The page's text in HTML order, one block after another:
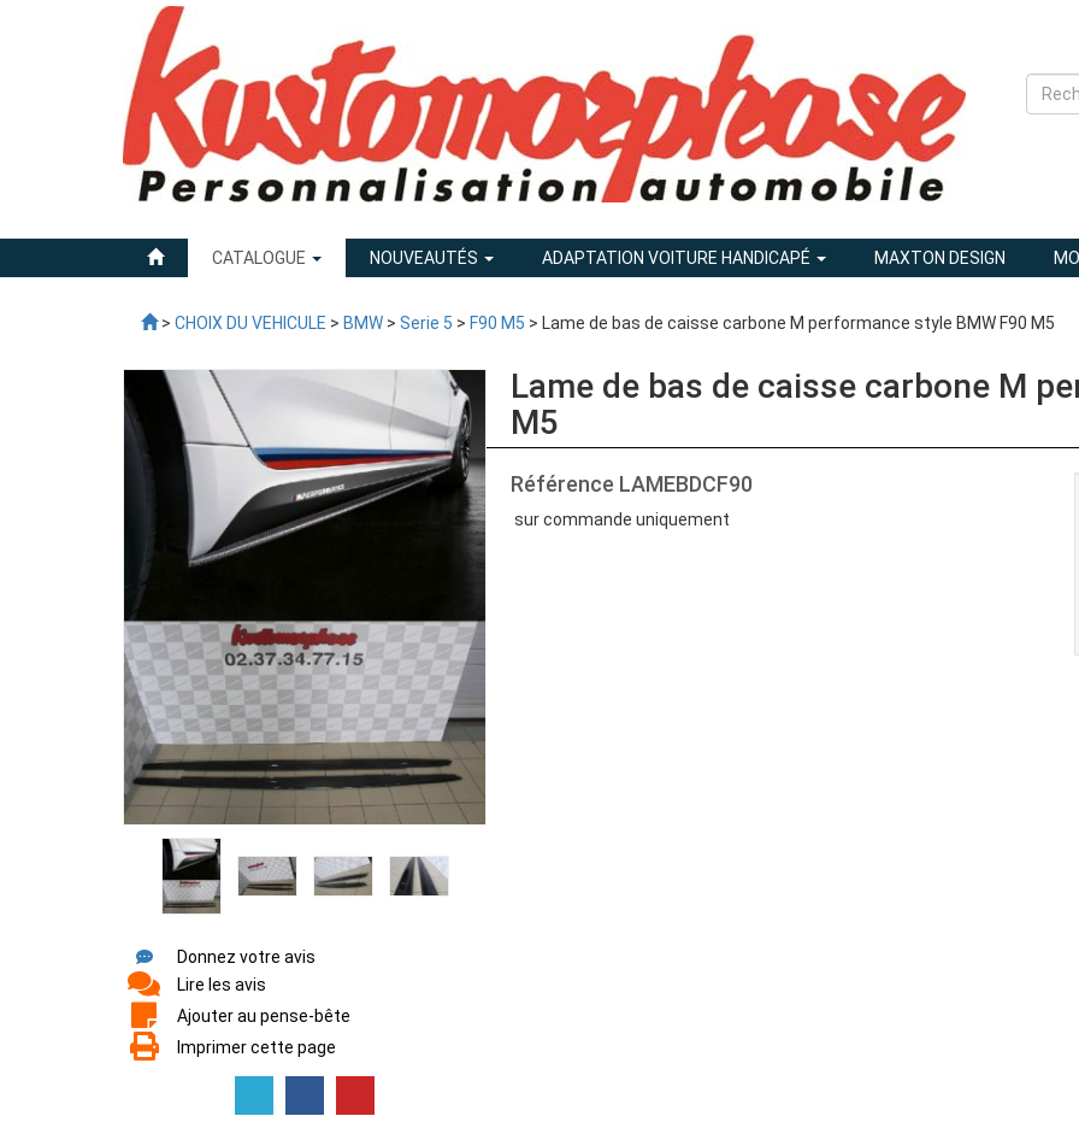
CATALOGUE NOUVEAUTÉS ADAPTATION VOITURE HANDICAPÉ MAXTON DESIGN
> CHOIX DU VEHICULE > BMW > Serie 5 > F90 M5 > Lame de bas de caisse carbone M performance style BMW F90 M5
Donnez votre avis
Lire les avis
Ajouter au pense-bête
Imprimer cette page
Lame de bas de caisse carbone M
M5
Référence LAMEBDCF90
sur commande uniquement